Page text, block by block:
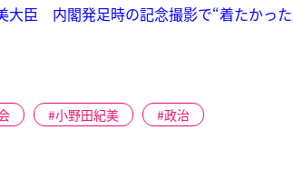
大臣 内閣発足時の記念撮影で“着たかっ
小野田紀美 政治